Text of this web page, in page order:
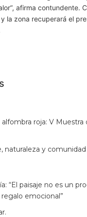
afirma contundente.
la zona recuperará el
roja: V Muestra
naturaleza y comunidad
“El paisaje no es un
emocional”